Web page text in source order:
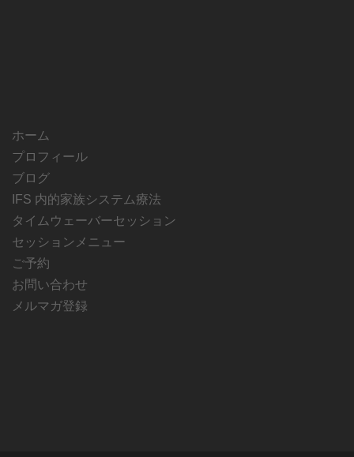
ホーム
プロフィール
ブログ
IFS 内的家族システム療法
タイムウェーバーセッション
セッションメニュー
ご予約
お問い合わせ
メルマガ登録